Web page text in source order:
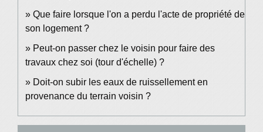
Que faire lorsque l'on a perdu l'acte de propriété de
son logement ?
Peut-on passer chez le voisin pour faire des
travaux chez soi (tour d'échelle) ?
Doit-on subir les eaux de ruissellement en
provenance du terrain voisin ?